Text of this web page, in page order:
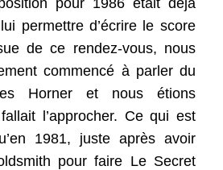
permettre d’écrire le score
de ce rendez-vous, nous
commencé à parler du
Horner et nous étions
l’approcher. Ce qui est
1981, juste après avoir
pour faire Le Secret